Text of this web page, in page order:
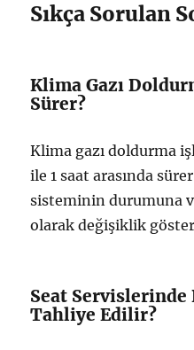
Sıkça Sorulan
Klima Gazı
Sürer?
Klima gazı doldurma
ile 1 saat arasında
sisteminin durumuna
olarak değişiklik
Seat Servislerinde
Tahliye Edilir?